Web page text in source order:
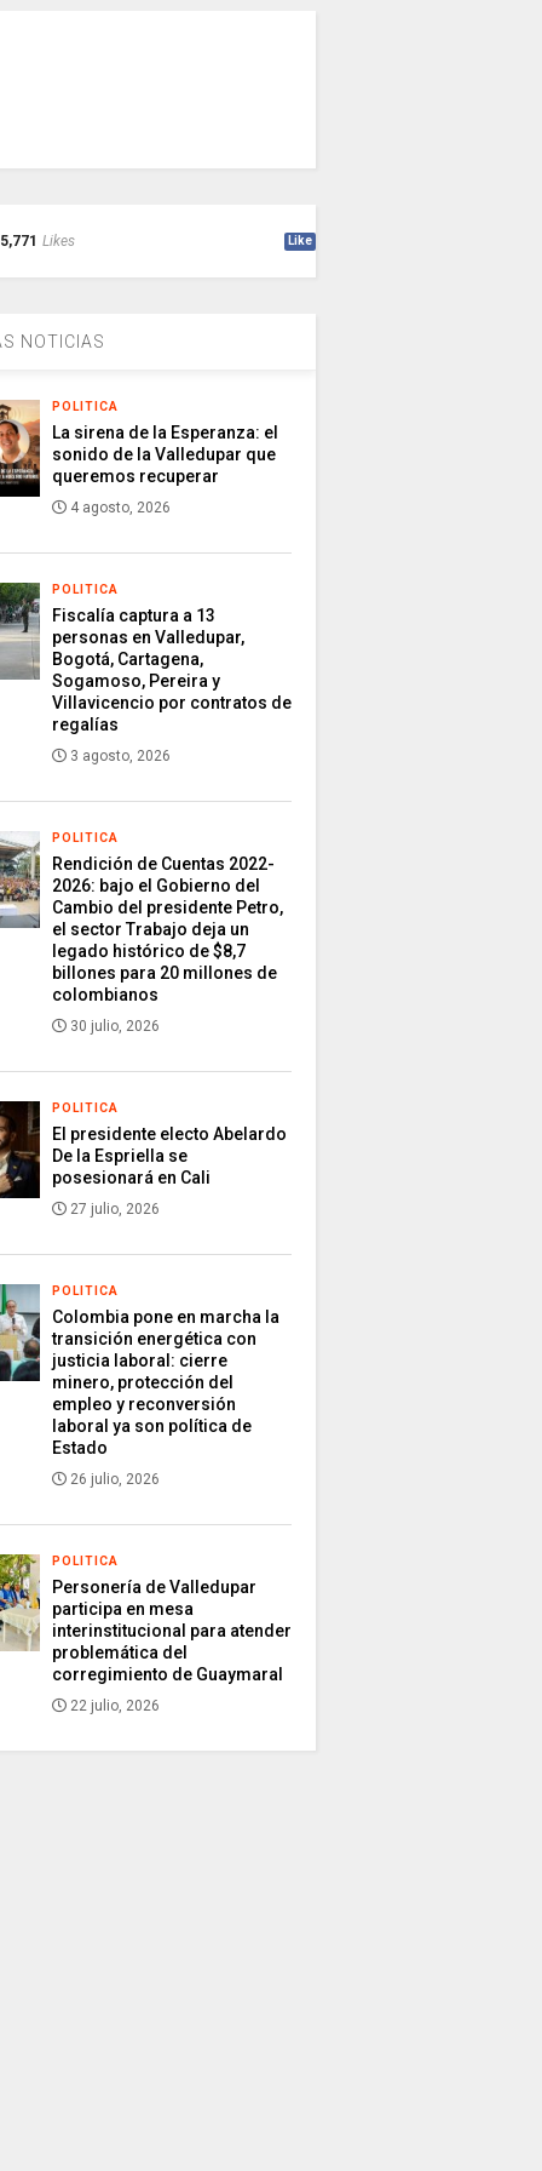
5,771 Likes Like
NOTICIAS
POLITICA
La sirena de la Esperanza: el
sonido de la Valledupar que
queremos recuperar
4 agosto, 2026
POLITICA
Fiscalía captura a 13
personas en Valledupar,
Bogotá, Cartagena,
Sogamoso, Pereira y
Villavicencio por contratos de
regalías
3 agosto, 2026
POLITICA
Rendición de Cuentas 2022-
2026: bajo el Gobierno del
Cambio del presidente Petro,
el sector Trabajo deja un
legado histórico de $8,7
billones para 20 millones de
colombianos
30 julio, 2026
POLITICA
El presidente electo Abelardo
De la Espriella se
posesionará en Cali
27 julio, 2026
POLITICA
Colombia pone en marcha la
transición energética con
justicia laboral: cierre
minero, protección del
empleo y reconversión
laboral ya son política de
Estado
26 julio, 2026
POLITICA
Personería de Valledupar
participa en mesa
interinstitucional para atender
problemática del
corregimiento de Guaymaral
22 julio, 2026